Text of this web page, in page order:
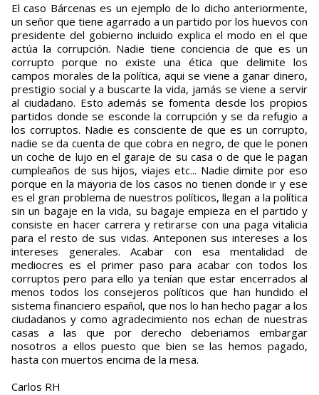
El caso Bárcenas es un ejemplo de lo dicho anteriormente,
un señor que tiene agarrado a un partido por los huevos con
presidente del gobierno incluido explica el modo en el que
actúa la corrupción. Nadie tiene conciencia de que es un
corrupto porque no existe una ética que delimite los
campos morales de la política, aqui se viene a ganar dinero,
prestigio social y a buscarte la vida, jamás se viene a servir
al ciudadano. Esto además se fomenta desde los propios
partidos donde se esconde la corrupción y se da refugio a
los corruptos. Nadie es consciente de que es un corrupto,
nadie se da cuenta de que cobra en negro, de que le ponen
un coche de lujo en el garaje de su casa o de que le pagan
cumpleaños de sus hijos, viajes etc... Nadie dimite por eso
porque en la mayoria de los casos no tienen donde ir y ese
es el gran problema de nuestros políticos, llegan a la política
sin un bagaje en la vida, su bagaje empieza en el partido y
consiste en hacer carrera y retirarse con una paga vitalicia
para el resto de sus vidas. Anteponen sus intereses a los
intereses generales. Acabar con esa mentalidad de
mediocres es el primer paso para acabar con todos los
corruptos pero para ello ya tenían que estar encerrados al
menos todos los consejeros políticos que han hundido el
sistema financiero español, que nos lo han hecho pagar a los
ciudadanos y como agradecimiento nos echan de nuestras
casas a las que por derecho deberiamos embargar
nosotros a ellos puesto que bien se las hemos pagado,
hasta con muertos encima de la mesa.
Carlos RH